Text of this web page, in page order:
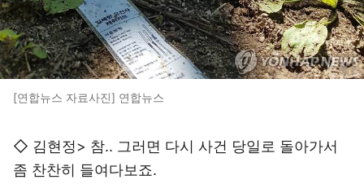
[연합뉴스 자료사진] 연합뉴스
◇ 김현정> 참.. 그러면 다시 사건 당일로 돌아가서
좀 찬찬히 들여다보죠.